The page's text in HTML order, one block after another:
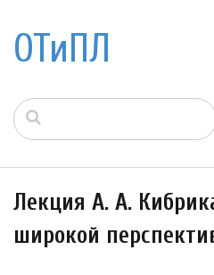
ОТиПЛ
Лекция А. А.
широкой